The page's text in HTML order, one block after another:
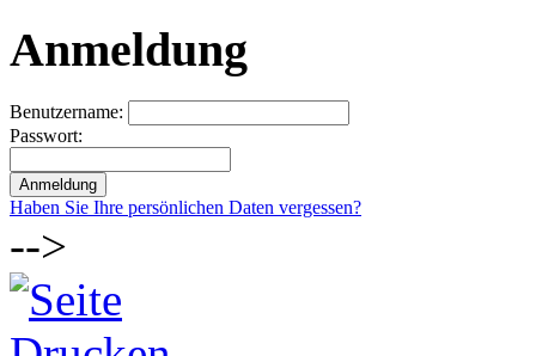
Anmeldung
Benutzername:
Passwort:
Haben Sie Ihre persönlichen Daten vergessen?
-->